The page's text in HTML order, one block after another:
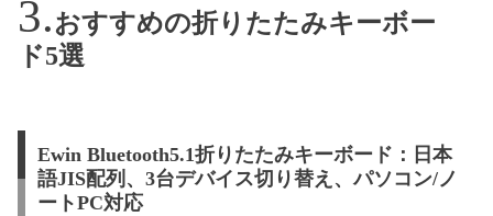
おすすめの折りたたみキーボー
ド5選
Ewin Bluetooth5.1折りたたみキーボード：日本
語JIS配列、3台デバイス切り替え、パソコン/ノ
ートPC対応